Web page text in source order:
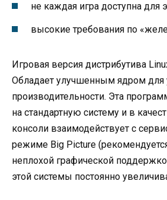
не каждая игра доступна для
высокие требования по
Игровая версия дистрибутива
Обладает улучшенным ядром для
производительности. Эта
на стандартную систему и в
консоли взаимодействует с
режиме Big Picture
неплохой графической
этой системы постоянно